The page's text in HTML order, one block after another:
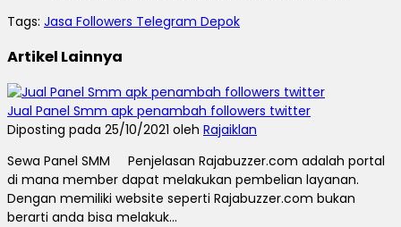
Tags: Jasa Followers Telegram Depok
Artikel Lainnya
Jual Panel Smm apk penambah followers twitter
Diposting pada 25/10/2021 oleh Rajaiklan
Sewa Panel SMM Penjelasan Rajabuzzer.com adalah portal
di mana member dapat melakukan pembelian layanan.
Dengan memiliki website seperti Rajabuzzer.com bukan
berarti anda bisa melakuk...